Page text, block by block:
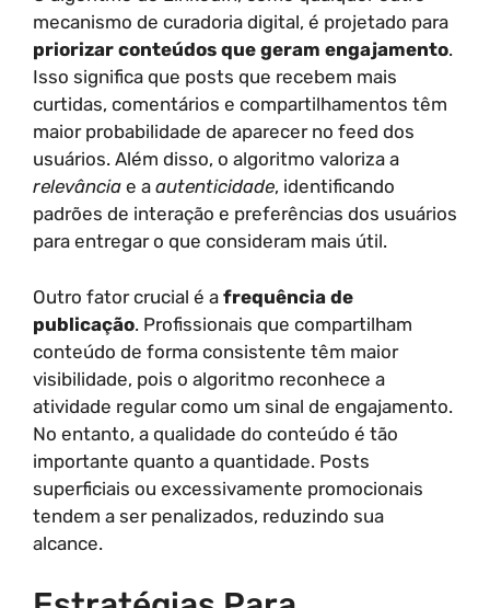
mecanismo de curadoria digital, é projetado para
priorizar conteúdos que geram engajamento.
Isso significa que posts que recebem mais
curtidas, comentários e compartilhamentos têm
maior probabilidade de aparecer no feed dos
usuários. Além disso, o algoritmo valoriza a
relevância e a autenticidade, identificando
padrões de interação e preferências dos usuários
para entregar o que consideram mais útil.
Outro fator crucial é a frequência de
publicação. Profissionais que compartilham
conteúdo de forma consistente têm maior
visibilidade, pois o algoritmo reconhece a
atividade regular como um sinal de engajamento.
No entanto, a qualidade do conteúdo é tão
importante quanto a quantidade. Posts
superficiais ou excessivamente promocionais
tendem a ser penalizados, reduzindo sua
alcance.